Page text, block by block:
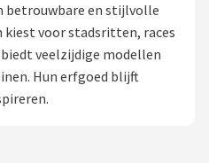
betrouwbare en stijlvolle
kiest voor stadsritten, races
veelzijdige modellen
Hun erfgoed blijft